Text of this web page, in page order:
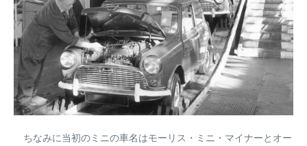
ちなみに当初のミニの車名はモーリス・ミニ・マイナーとオー